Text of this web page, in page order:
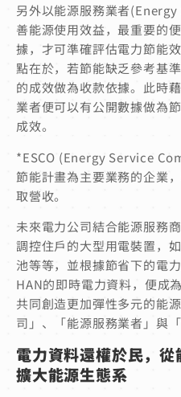
另外以能源服務業者
善能源使用效益，最重要的
據，才可準確評估電力節能
點在於，若節能缺乏參考基
的成效做為收款依據。此時
業者便可以有公開數據做為
成效。
*ESCO (Energy Service
節能計畫為主要業務的企業
取營收。
未來電力公司結合能源服務
調控住戶的大型用電裝置，
池等等，並根據節省下的電
HAN的即時電力資料，便成
共同創造更加彈性多元的能
司」、「能源服務業者」與
電力資料還權於民，從
擴大能源生態系